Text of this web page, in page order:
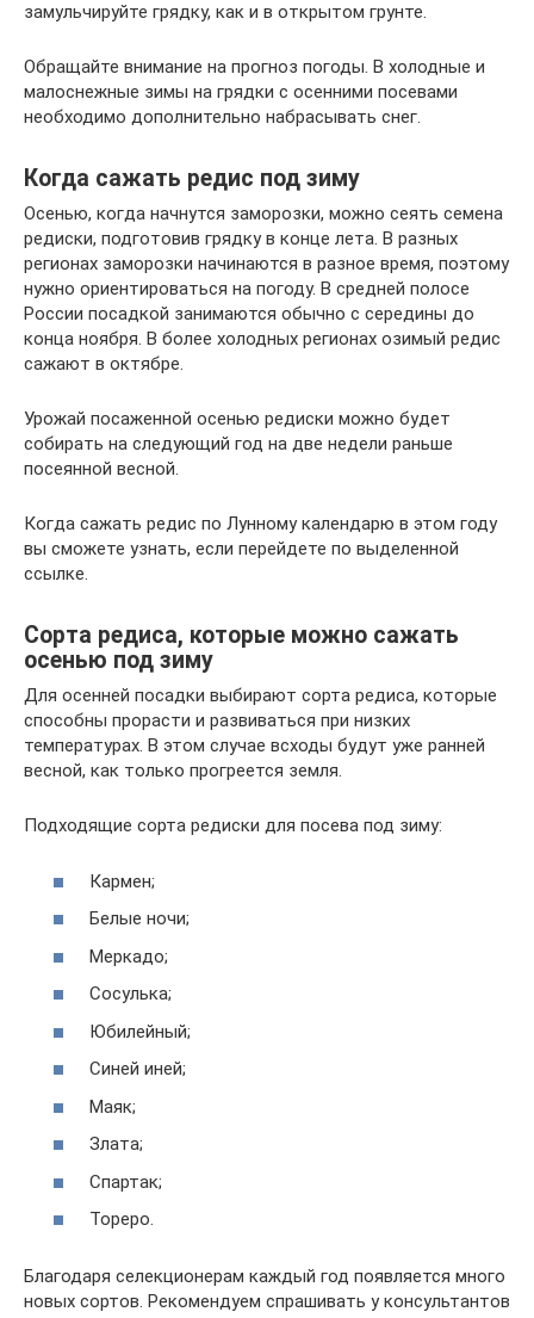
замульчируйте грядку, как и в открытом грунте.
Обращайте внимание на прогноз погоды. В холодные и
малоснежные зимы на грядки с осенними посевами
необходимо дополнительно набрасывать снег.
Когда сажать редис под зиму
Осенью, когда начнутся заморозки, можно сеять семена
редиски, подготовив грядку в конце лета. В разных
регионах заморозки начинаются в разное время, поэтому
нужно ориентироваться на погоду. В средней полосе
России посадкой занимаются обычно с середины до
конца ноября. В более холодных регионах озимый редис
сажают в октябре.
Урожай посаженной осенью редиски можно будет
собирать на следующий год на две недели раньше
посеянной весной.
Когда сажать редис по Лунному календарю в этом году
вы сможете узнать, если перейдете по выделенной
ссылке.
Сорта редиса, которые можно сажать
осенью под зиму
Для осенней посадки выбирают сорта редиса, которые
способны прорасти и развиваться при низких
температурах. В этом случае всходы будут уже ранней
весной, как только прогреется земля.
Подходящие сорта редиски для посева под зиму:
Кармен;
Белые ночи;
Меркадо;
Сосулька;
Юбилейный;
Синей иней;
Маяк;
Злата;
Спартак;
Тореро.
Благодаря селекционерам каждый год появляется много
новых сортов. Рекомендуем спрашивать у консультантов